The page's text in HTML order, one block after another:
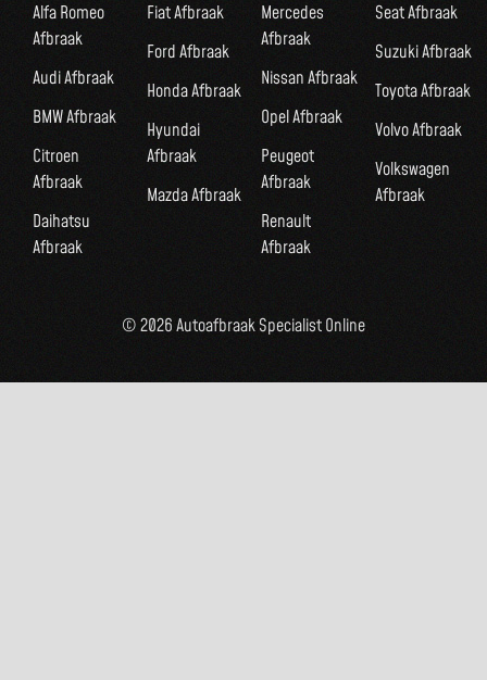
Alfa Romeo
Afbraak
Audi Afbraak
BMW Afbraak
Citroen
Afbraak
Daihatsu
Afbraak
Fiat Afbraak
Ford Afbraak
Honda Afbraak
Hyundai
Afbraak
Mazda Afbraak
Mercedes
Afbraak
Nissan Afbraak
Opel Afbraak
Peugeot
Afbraak
Renault
Afbraak
Seat Afbraak
Suzuki Afbraak
Toyota Afbraak
Volvo Afbraak
Volkswagen
Afbraak
© 2026 Autoafbraak Specialist Online